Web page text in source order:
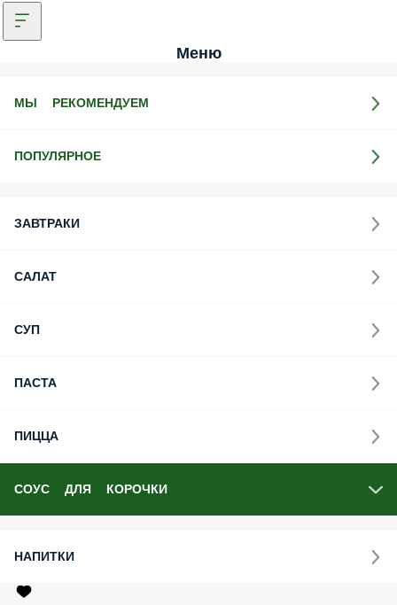
Меню
МЫ РЕКОМЕНДУЕМ
ПОПУЛЯРНОЕ
ЗАВТРАКИ
САЛАТ
СУП
ПАСТА
ПИЦЦА
СОУС ДЛЯ КОРОЧКИ
НАПИТКИ